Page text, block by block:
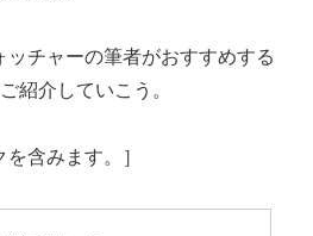
チャーの筆者がおすすめする
紹介していこう。
含みます。］